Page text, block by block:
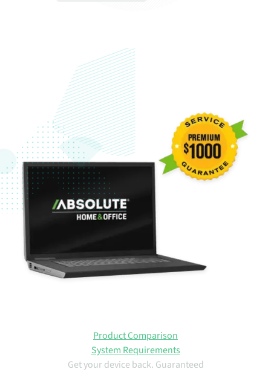
Product Comparison
System Requirements
Get your device back. Guaranteed